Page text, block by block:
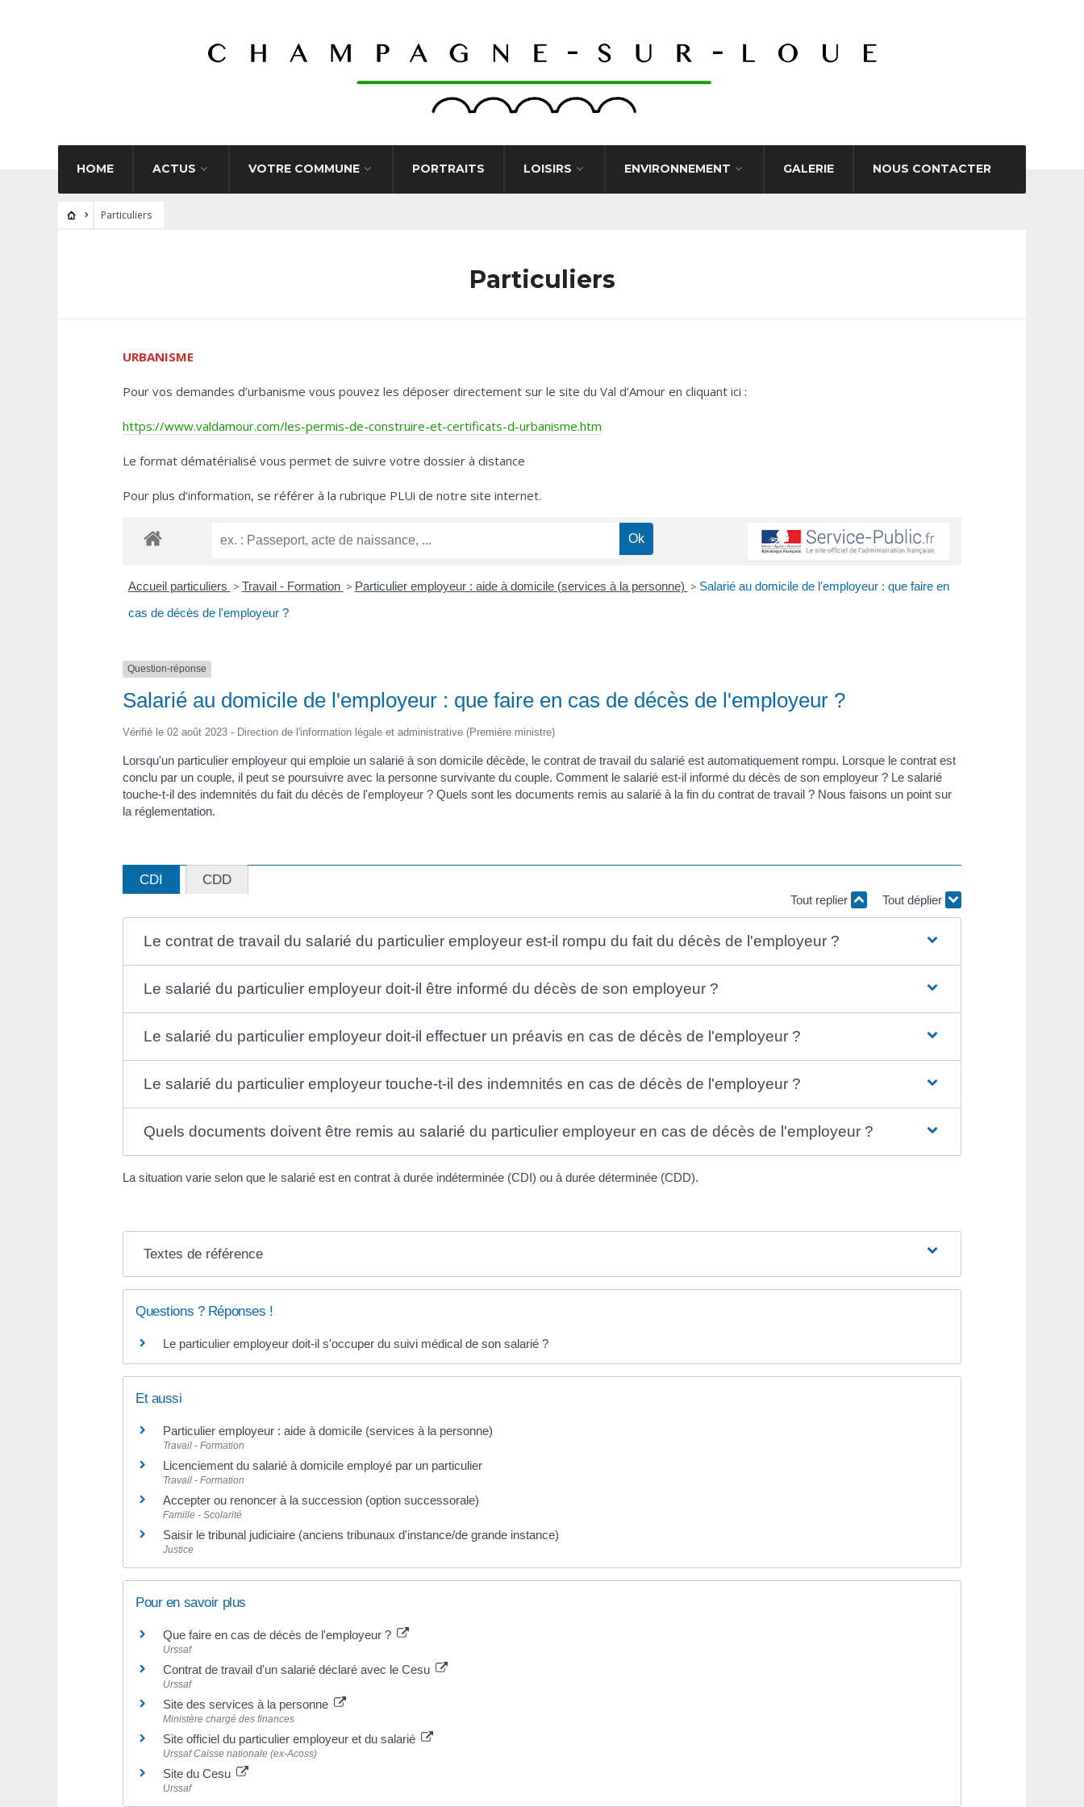
HOME ACTUS VOTRE COMMUNE PORTRAITS LOISIRS ENVIRONNEMENT GALERIE NOUS CONTACTER
Particuliers
Particuliers
URBANISME
Pour vos demandes d’urbanisme vous pouvez les déposer directement sur le site du Val d’Amour en cliquant ici :
https://www.valdamour.com/les-permis-de-construire-et-certificats-d-urbanisme.htm
Le format dématérialisé vous permet de suivre votre dossier à distance
Pour plus d’information, se référer à la rubrique PLUi de notre site internet.
Accueil particuliers > Travail - Formation > Particulier employeur : aide à domicile (services à la personne) > Salarié au domicile de l'employeur : que faire en
cas de décès de l'employeur ?
Question-réponse
Salarié au domicile de l'employeur : que faire en cas de décès de l'employeur ?
Vérifié le 02 août 2023 - Direction de l'information légale et administrative (Première ministre)
Lorsqu'un particulier employeur qui emploie un salarié à son domicile décède, le contrat de travail du salarié est automatiquement rompu. Lorsque le contrat est
conclu par un couple, il peut se poursuivre avec la personne survivante du couple. Comment le salarié est-il informé du décès de son employeur ? Le salarié
touche-t-il des indemnités du fait du décès de l'employeur ? Quels sont les documents remis au salarié à la fin du contrat de travail ? Nous faisons un point sur
la réglementation.
CDI CDD
Tout replier Tout déplier
Le contrat de travail du salarié du particulier employeur est-il rompu du fait du décès de l'employeur ?
Le salarié du particulier employeur doit-il être informé du décès de son employeur ?
Le salarié du particulier employeur doit-il effectuer un préavis en cas de décès de l'employeur ?
Le salarié du particulier employeur touche-t-il des indemnités en cas de décès de l'employeur ?
Quels documents doivent être remis au salarié du particulier employeur en cas de décès de l'employeur ?
La situation varie selon que le salarié est en contrat à durée indéterminée (CDI) ou à durée déterminée (CDD).
Textes de référence
Questions ? Réponses !
Le particulier employeur doit-il s'occuper du suivi médical de son salarié ?
Et aussi
Particulier employeur : aide à domicile (services à la personne)
Travail - Formation
Licenciement du salarié à domicile employé par un particulier
Travail - Formation
Accepter ou renoncer à la succession (option successorale)
Famille - Scolarité
Saisir le tribunal judiciaire (anciens tribunaux d'instance/de grande instance)
Justice
Pour en savoir plus
Que faire en cas de décès de l'employeur ?
Urssaf
Contrat de travail d'un salarié déclaré avec le Cesu
Urssaf
Site des services à la personne
Ministère chargé des finances
Site officiel du particulier employeur et du salarié
Urssaf Caisse nationale (ex-Acoss)
Site du Cesu
Urssaf